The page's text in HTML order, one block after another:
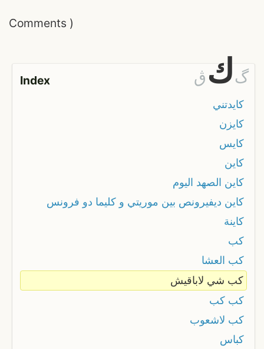
Comments )
Index ڨ كگ
كايدتني
كايزن
كايس
كاين
كاين الصهد اليوم
كاين ديفيرونص بين موريتي و كليما دو فرونس
كاينة
كب
كب العشا
كب شي لاباقيش
كب كب
كب لاشعوب
كباس